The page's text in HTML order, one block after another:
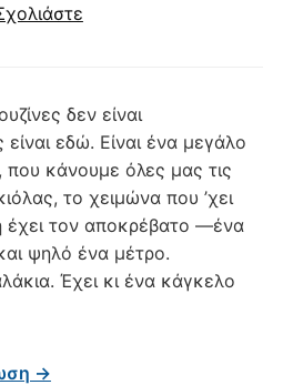
δεν είναι
εδώ. Είναι ένα μεγάλο
κάνουμε όλες μας τις
το χειμώνα που ’χει
έχει τον αποκρέβατο —ένα
ψηλό ένα μέτρο.
Έχει κι ένα κάγκελο
→